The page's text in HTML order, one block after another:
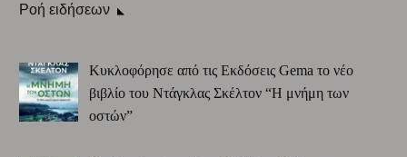
Ροή ειδήσεων
Κυκλοφόρησε από τις Εκδόσεις Gema το νέο
βιβλίο του Ντάγκλας Σκέλτον “Η μνήμη των
οστών”